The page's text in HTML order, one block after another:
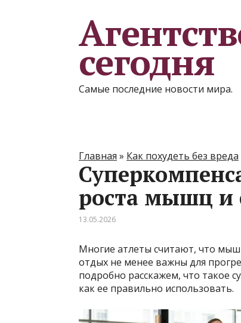
сегодня
Самые последние новости мира.
Главная » Как похудеть без вреда
роста мышц и
13.05.2026
Многие атлеты считают, что
отдых не менее важны для
подробно расскажем, что такое
как ее правильно использовать.